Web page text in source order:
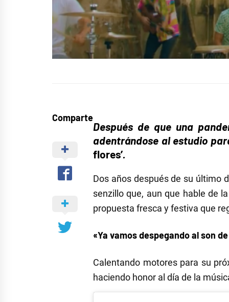
Comparte
Después de que una
adentrándose al estudio
flores’.
Dos años después de su último
senzillo que, aun que hable de
propuesta fresca y festiva que
«Ya vamos despegando al son
Calentando motores para su
haciendo honor al día de la